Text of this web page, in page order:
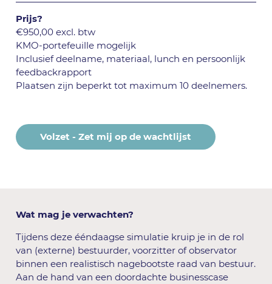
Prijs?
€950,00 excl. btw
KMO-portefeuille mogelijk
Inclusief deelname, materiaal, lunch en persoonlijk
feedbackrapport
Plaatsen zijn beperkt tot maximum 10 deelnemers.
Volzet - Zet mij op de wachtlijst
Wat mag je verwachten?
Tijdens deze ééndaagse simulatie kruip je in de rol
van (externe) bestuurder, voorzitter of observator
binnen een realistisch nagebootste raad van bestuur.
Aan de hand van een doordachte businesscase